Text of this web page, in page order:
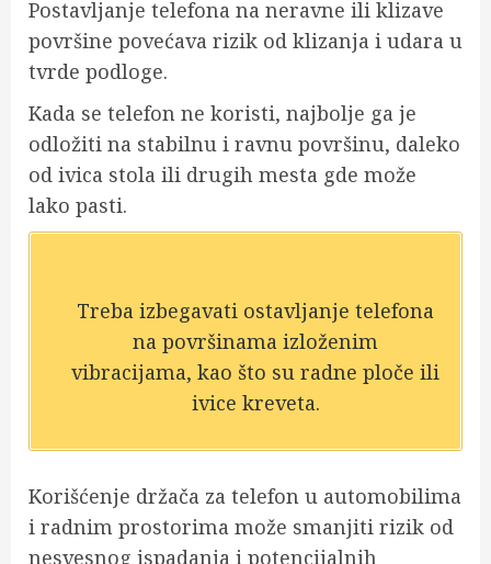
Postavljanje telefona na neravne ili klizave
površine povećava rizik od klizanja i udara u
tvrde podloge.
Kada se telefon ne koristi, najbolje ga je
odložiti na stabilnu i ravnu površinu, daleko
od ivica stola ili drugih mesta gde može
lako pasti.
Treba izbegavati ostavljanje telefona
na površinama izloženim
vibracijama, kao što su radne ploče ili
ivice kreveta.
Korišćenje držača za telefon u automobilima
i radnim prostorima može smanjiti rizik od
nesvesnog ispadanja i potencijalnih